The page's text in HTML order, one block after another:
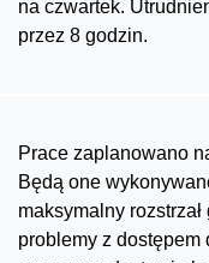
na czwartek.
przez 8 godzin.
Prace zaplanowano
Będą one
maksymalny
problemy z dostępem